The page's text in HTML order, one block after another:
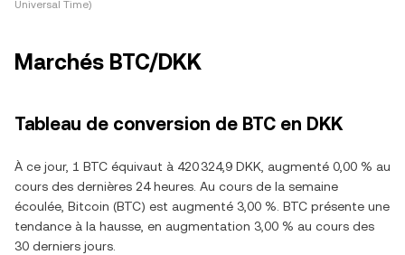
Universal Time)
Marchés BTC/DKK
Tableau de conversion de BTC en DKK
À ce jour, 1 BTC équivaut à 420 324,9 DKK, augmenté 0,00 % au
cours des dernières 24 heures. Au cours de la semaine
écoulée, Bitcoin (BTC) est augmenté 3,00 %. BTC présente une
tendance à la hausse, en augmentation 3,00 % au cours des
30 derniers jours.